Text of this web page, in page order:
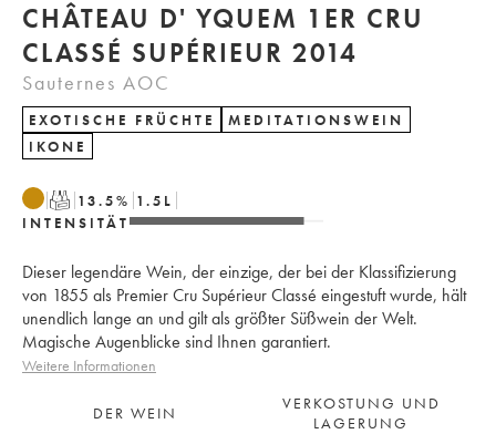
CHÂTEAU D' YQUEM 1ER CRU
CLASSÉ SUPÉRIEUR 2014
Sauternes AOC
EXOTISCHE FRÜCHTE
MEDITATIONSWEIN
IKONE
T 13.5% 1.5 L
INTENSITÄT
Dieser legendäre Wein, der einzige, der bei der Klassifizierung
von 1855 als Premier Cru Supérieur Classé eingestuft wurde, hält
unendlich lange an und gilt als größter Süßwein der Welt.
Magische Augenblicke sind Ihnen garantiert.
Weitere Informationen
DER WEIN
VERKOSTUNG UND
LAGERUNG